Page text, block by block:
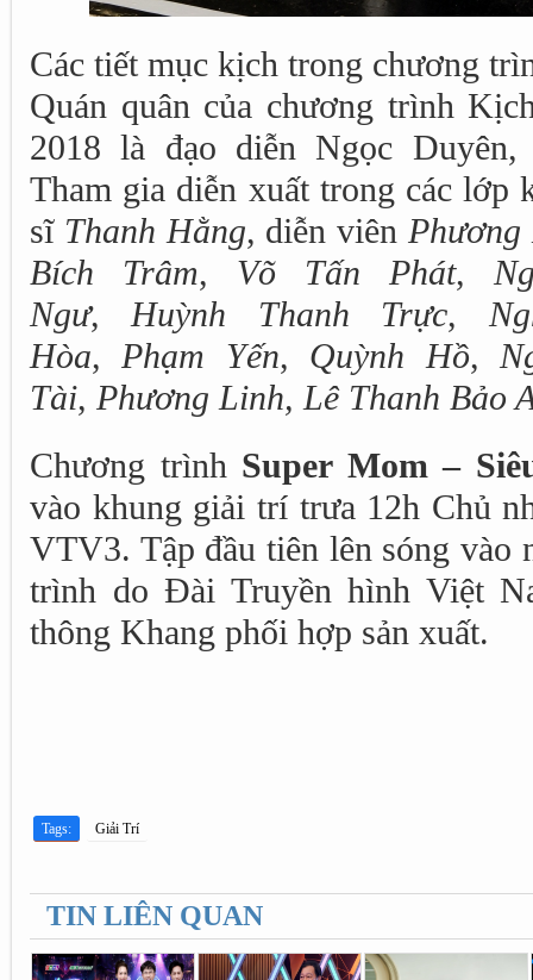
Các tiết mục kịch trong chương
Quán quân của chương trình
2018 là đạo diễn Ngọc
Tham gia diễn xuất trong các lớp
sĩ Thanh Hằng, diễn viên
Bích Trâm, Võ Tấn Phát,
Ngư, Huỳnh Thanh Trực,
Hòa, Phạm Yến, Quỳnh Hồ,
Tài, Phương Linh, Lê Thanh Bảo
Chương trình Super Mom –
vào khung giải trí trưa 12h Chủ
VTV3. Tập đầu tiên lên sóng vào
trình do Đài Truyền hình Việt
thông Khang phối hợp sản xuất.
Tags: Giải Trí
TIN LIÊN QUAN